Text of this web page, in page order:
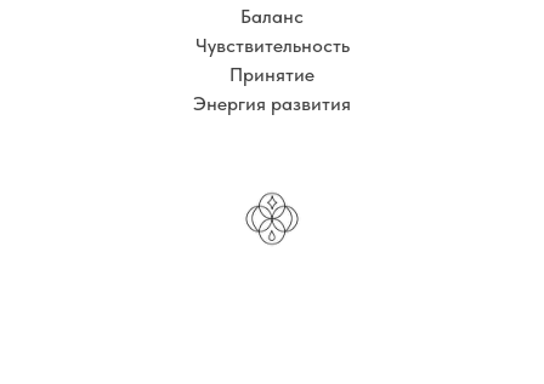
Баланс
Чувствительность
Принятие
Энергия развития